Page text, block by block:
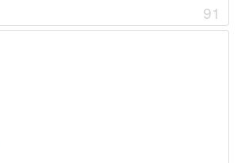
91